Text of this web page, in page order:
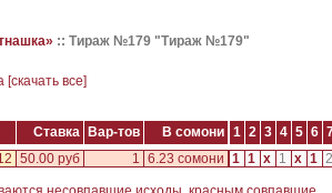
:: Тираж №179 "Тираж №179"
[скачать все]
Ставка Вар-тов В сомони 1 2 3 4 5 6
50.00 руб 1 6.23 сомони 1 1 x 1 x 1 2